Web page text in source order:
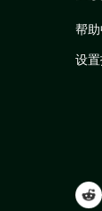
帮
设